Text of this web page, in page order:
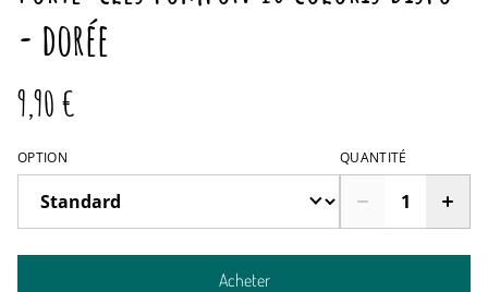
- dorée
9,90 €
OPTION QUANTITÉ
Acheter